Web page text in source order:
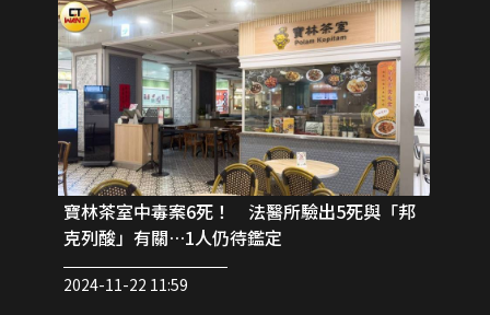
寶林茶室中毒案6死！ 法醫所驗出5死與「邦
克列酸」有關…1人仍待鑑定
2024-11-22 11:59